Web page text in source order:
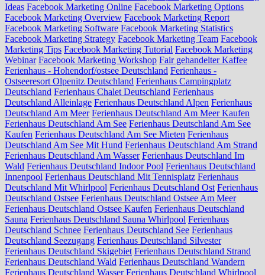
Ideas Facebook Marketing Online Facebook Marketing Options
Facebook Marketing Overview Facebook Marketing Report
Facebook Marketing Software Facebook Marketing Statistics
Facebook Marketing Strategy Facebook Marketing Team Facebook
Marketing Tips Facebook Marketing Tutorial Facebook Marketing
Webinar Facebook Marketing Workshop Fair gehandelter Kaffee
Ferienhaus - Hohendorf/ostsee Deutschland Ferienhaus -
Ostseeresort Olpenitz Deutschland Ferienhaus Campingplatz
Deutschland Ferienhaus Chalet Deutschland Ferienhaus
Deutschland Alleinlage Ferienhaus Deutschland Alpen Ferienhaus
Deutschland Am Meer Ferienhaus Deutschland Am Meer Kaufen
Ferienhaus Deutschland Am See Ferienhaus Deutschland Am See
Kaufen Ferienhaus Deutschland Am See Mieten Ferienhaus
Deutschland Am See Mit Hund Ferienhaus Deutschland Am Strand
Ferienhaus Deutschland Am Wasser Ferienhaus Deutschland Im
Wald Ferienhaus Deutschland Indoor Pool Ferienhaus Deutschland
Innenpool Ferienhaus Deutschland Mit Tennisplatz Ferienhaus
Deutschland Mit Whirlpool Ferienhaus Deutschland Ost Ferienhaus
Deutschland Ostsee Ferienhaus Deutschland Ostsee Am Meer
Ferienhaus Deutschland Ostsee Kaufen Ferienhaus Deutschland
Sauna Ferienhaus Deutschland Sauna Whirlpool Ferienhaus
Deutschland Schnee Ferienhaus Deutschland See Ferienhaus
Deutschland Seezugang Ferienhaus Deutschland Silvester
Ferienhaus Deutschland Skigebiet Ferienhaus Deutschland Strand
Ferienhaus Deutschland Wald Ferienhaus Deutschland Wandern
Ferienhaus Deutschland Wasser Ferienhaus Deutschland Whirlpool